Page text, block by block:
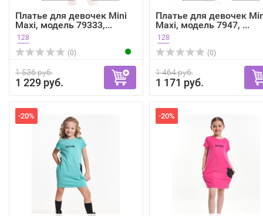
Платье для девочек Mini
Maxi, модель 79333,...
128
(0)
1 536 руб.
1 229 руб.
Платье для девочек
Maxi, модель 7947, ...
128
(0)
1 464 руб.
1 171 руб.
-20% -20%